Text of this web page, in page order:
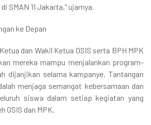
SMAN 11 Jakarta," ujarnya.
ke Depan
dan Wakil Ketua OSIS serta BPH MPK
mereka mampu menjalankan program-
dijanjikan selama kampanye. Tantangan
menjaga semangat kebersamaan dan
siswa dalam setiap kegiatan yang
OSIS dan MPK.